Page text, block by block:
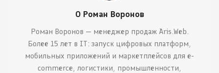
О Роман Воронов
Роман Воронов — менеджер продаж Aris.Web.
Более 15 лет в IT: запуск цифровых платформ,
мобильных приложений и маркетплейсов для e-
commerce, логистики, промышленности,